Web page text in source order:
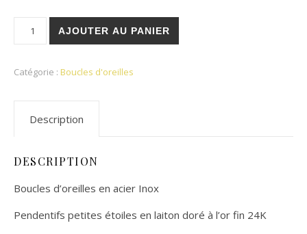
quantité de Boucles Chelina
AJOUTER AU PANIER
Catégorie : Boucles d'oreilles
Description
DESCRIPTION
Boucles d’oreilles en acier Inox
Pendentifs petites étoiles en laiton doré à l’or fin 24K